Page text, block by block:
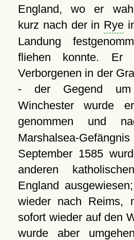
England, wo er
kurz nach der in Rye
Landung
fliehen konnte. Er
Verborgenen in der
- der Gegend
Winchester wurde
genommen und
Marshalsea-
September 1585
anderen
England
wieder nach Reims,
sofort wieder auf den
wurde aber